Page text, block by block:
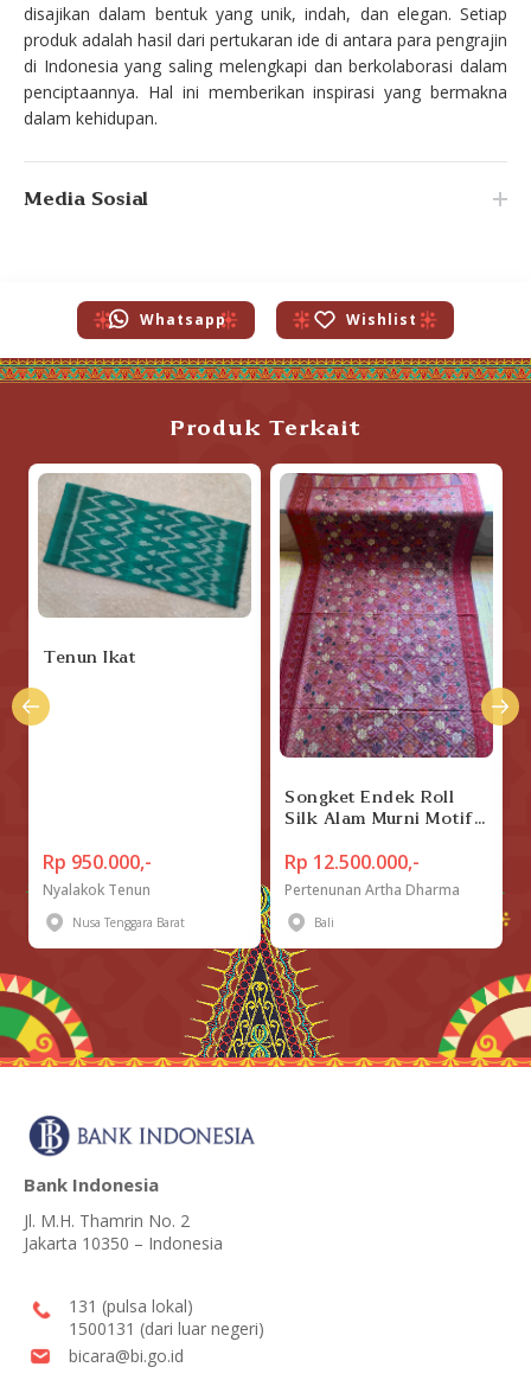
disajikan dalam bentuk yang unik, indah, dan elegan. Setiap
produk adalah hasil dari pertukaran ide di antara para pengrajin
di Indonesia yang saling melengkapi dan berkolaborasi dalam
penciptaannya. Hal ini memberikan inspirasi yang bermakna
dalam kehidupan.
Media Sosial
Whatsapp Wishlist
Produk Terkait
Tenun Ikat
Rp 950.000,-
Nyalakok Tenun
Nusa Tenggara Barat
Songket Endek Roll
Silk Alam Murni Motif
Rp 12.500.000,-
Pertenunan Artha Dharma
Bali
Bank Indonesia
Jl. M.H. Thamrin No. 2
Jakarta 10350 – Indonesia
131 (pulsa lokal)
1500131 (dari luar negeri)
bicara@bi.go.id